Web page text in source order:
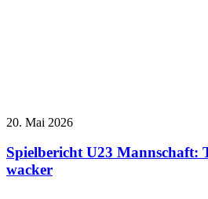
20. Mai 2026
Spielbericht U23 Mannschaft:
wacker